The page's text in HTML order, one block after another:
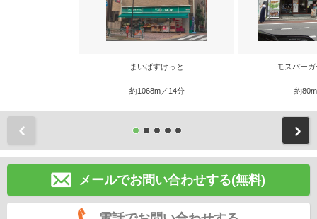
まいばすけっと
約1068m／14分
モスバー
約
メールでお問い合わせする(無料)